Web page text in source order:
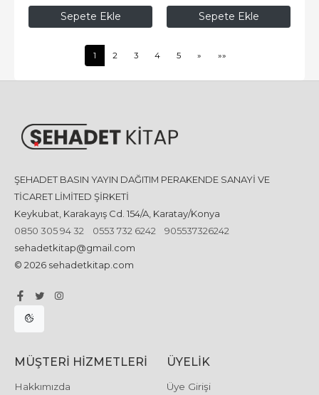
Sepete Ekle Sepete Ekle
1 2 3 4 5 » »»
ŞEHADET BASIN YAYIN DAĞITIM PERAKENDE SANAYİ VE
TİCARET LİMİTED ŞİRKETİ
Keykubat, Karakayış Cd. 154/A, Karatay/Konya
0850 305 94 32
0553 732 6242
905537326242
sehadetkitap@gmail.com
© 2026 sehadetkitap.com
MÜŞTERI HIZMETLERI
Hakkımızda
ÜYELIK
Üye Girişi